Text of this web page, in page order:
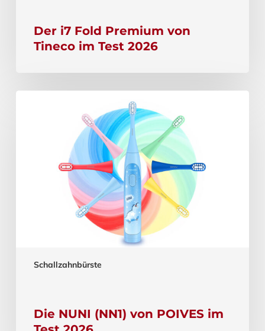
Der i7 Fold Premium von
Tineco im Test 2026
Schallzahnbürste
Die NUNI (NN1) von POIVES im